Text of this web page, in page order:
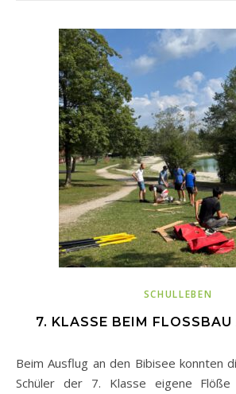
SCHULLEBEN
7. KLASSE BEIM FLOSSBAU
Beim Ausflug an den Bibisee konnten die Schülerinnen und
Schüler der 7. Klasse eigene